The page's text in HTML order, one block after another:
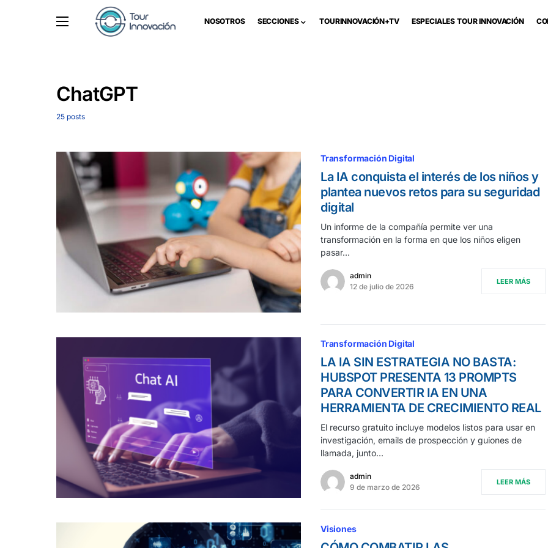
NOSOTROS SECCIONES TOURINNOVACIÓN+TV ESPECIALES TOUR INNOVACIÓN
ChatGPT
25 posts
Transformación Digital
La IA conquista el interés de los niños y
plantea nuevos retos para su seguridad
digital
Un informe de la compañía permite ver una
transformación en la forma en que los niños eligen
pasar…
admin
12 de julio de 2026
LEER MÁS
Transformación Digital
LA IA SIN ESTRATEGIA NO BASTA:
HUBSPOT PRESENTA 13 PROMPTS
PARA CONVERTIR IA EN UNA
HERRAMIENTA DE CRECIMIENTO REAL
El recurso gratuito incluye modelos listos para usar en
investigación, emails de prospección y guiones de
llamada, junto…
admin
9 de marzo de 2026
LEER MÁS
Visiones